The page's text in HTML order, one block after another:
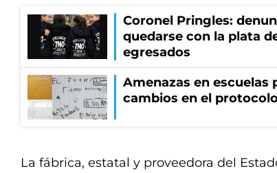
Coronel Pringles:
quedarse con la plata
egresados
Amenazas en escuelas
cambios en el
La fábrica, estatal y proveedora del